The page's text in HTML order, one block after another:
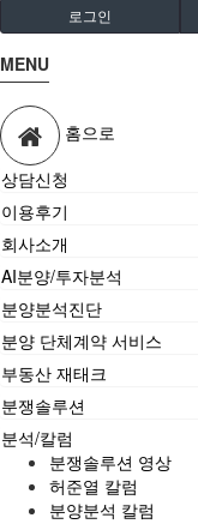
로그인
MENU
홈으로
상담신청
이용후기
회사소개
AI분양/투자분석
분양분석진단
분양 단체계약 서비스
부동산 재태크
분쟁솔루션
분석/칼럼
분쟁솔루션 영상
허준열 칼럼
분양분석 칼럼